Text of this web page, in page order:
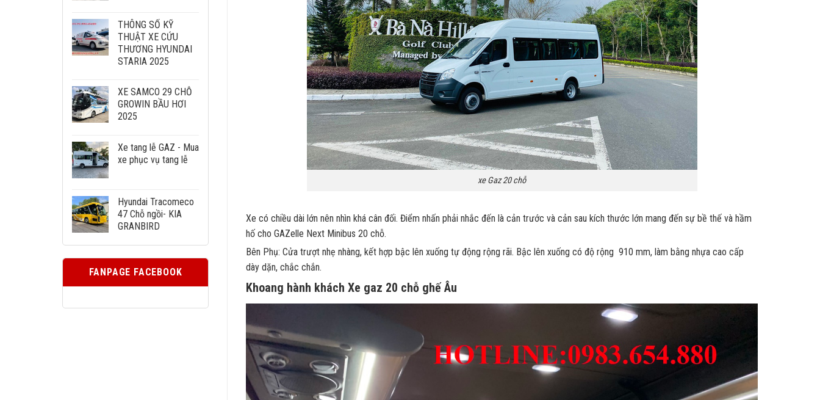
THÔNG SỐ KỸ
THUẬT XE CỨU
THƯƠNG HYUNDAI
STARIA 2025
XE SAMCO 29 CHỖ
GROWIN BẦU HƠI
2025
Xe tang lễ GAZ - Mua
xe phục vụ tang lễ
Hyundai Tracomeco
47 Chỗ ngồi- KIA
GRANBIRD
FANPAGE FACEBOOK
xe Gaz 20 chỗ
Xe có chiều dài lớn nên nhìn khá cân đối. Điểm nhấn phải nhắc đến là cản trước và cản sau kích thước lớn mang đến sự bề thế và hầm
hố cho GAZelle Next Minibus 20 chỗ.
Bên Phụ: Cửa trượt nhẹ nhàng, kết hợp bậc lên xuống tự động rộng rãi. Bậc lên xuống có độ rộng 910 mm, làm bằng nhựa cao cấp
dày dặn, chắc chắn.
Khoang hành khách Xe gaz 20 chỗ ghế Âu